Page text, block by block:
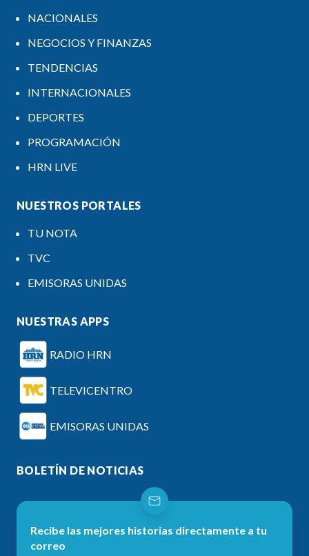
NACIONALES
NEGOCIOS Y FINANZAS
TENDENCIAS
INTERNACIONALES
DEPORTES
PROGRAMACIÓN
HRN LIVE
NUESTROS PORTALES
TU NOTA
TVC
EMISORAS UNIDAS
NUESTRAS APPS
RADIO HRN
TELEVICENTRO
EMISORAS UNIDAS
BOLETÍN DE NOTICIAS
Recibe las mejores historias directamente a tu
correo